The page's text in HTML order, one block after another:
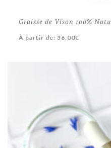
Graisse de Vison 100%
À partir de: 36,00€